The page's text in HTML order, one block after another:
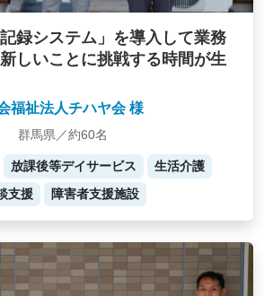
記録システム」を導入して業務
しいことに挑戦する時間が生
福祉法人チハヤ会 様
群馬県／約60名
放課後等デイサービス
生活介護
支援
障害者支援施設